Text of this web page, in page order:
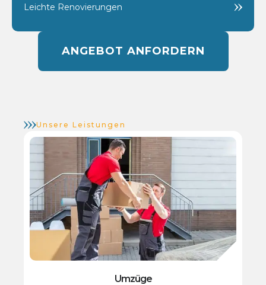
Leichte Renovierungen
ANGEBOT ANFORDERN
Unsere Leistungen
Umzüge